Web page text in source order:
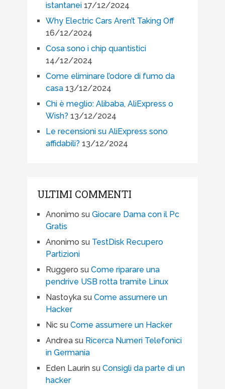
istantanei 17/12/2024
Why Electric Cars Aren’t Taking Off
16/12/2024
Cosa sono i chip quantistici
14/12/2024
Come eliminare l’odore di fumo da
casa 13/12/2024
Chi è meglio: Alibaba, AliExpress o
Wish? 13/12/2024
Le recensioni su AliExpress sono
affidabili? 13/12/2024
ULTIMI COMMENTI
Anonimo su Giocare Dama con il Pc
Gratis
Anonimo su TestDisk Recupero
Partizioni
Ruggero su Come riparare una
pendrive USB rotta tramite Linux
Nastoykasu Come assumere un
Hacker
Nicsu Come assumere un Hacker
Andreasu Ricerca Numeri Telefonici
in Germania
Eden Laurinsu Consigli da parte di un
hacker